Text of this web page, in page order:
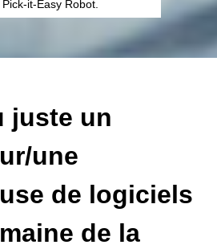
it-Easy Robot.
juste un
une
de logiciels
de la